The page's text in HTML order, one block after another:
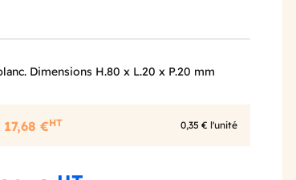
Dimensions H.80 x L.20 x P.20 mm
17,68 €HT 0,35 € l'unité